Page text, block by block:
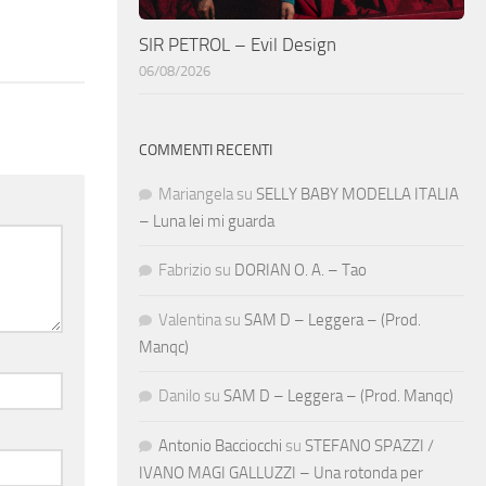
SIR PETROL – Evil Design
06/08/2026
COMMENTI RECENTI
Mariangela su SELLY BABY MODELLA ITALIA
– Luna lei mi guarda
Fabrizio su DORIAN O. A. – Tao
Valentina su SAM D – Leggera – (Prod.
Manqc)
Danilo su SAM D – Leggera – (Prod. Manqc)
Antonio Bacciocchi su STEFANO SPAZZI /
IVANO MAGI GALLUZZI – Una rotonda per